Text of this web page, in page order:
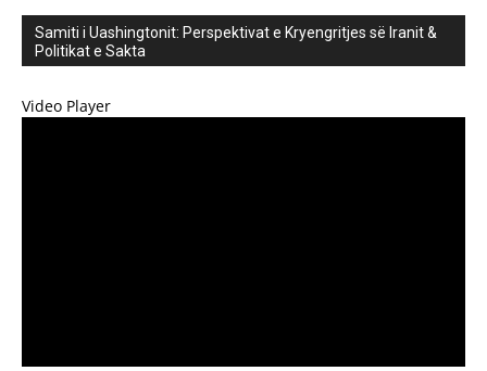
Samiti i Uashingtonit: Perspektivat e Kryengritjes së Iranit &
Politikat e Sakta
Video Player